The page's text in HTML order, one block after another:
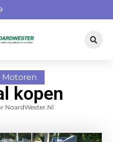
Motoren
kopen
NoardWester.nl